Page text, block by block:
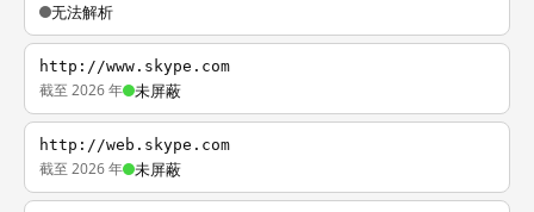
无法解析
http://www.skype.com
截至 2026 年 未屏蔽
http://web.skype.com
截至 2026 年 未屏蔽